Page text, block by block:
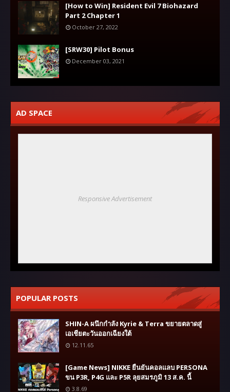
[How to Win] Resident Evil 7 Biohazard
Part 2 Chapter 1
October 27, 2022
[SRW30] Pilot Bonus
December 03, 2021
AD SPACE
Responsive Advertisement
POPULAR POSTS
SHIN-A ผนึกกำลัง Kyrie & Terra ขยายตลาดสู่
เอเชียตะวันออกเฉียงใต้
12.11.65
[Game News] NIKKE ยืนยันคอลแลบ PERSONA
ขน P3R, P4G และ P5R ลุยสมรภูมิ 13 ส.ค. นี้
3.8.69